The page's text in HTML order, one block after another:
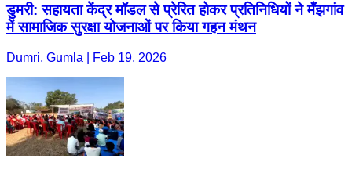
डुमरी: सहायता केंद्र मॉडल से प्रेरित होकर प्रतिनिधियों ने मँझगांव
में सामाजिक सुरक्षा योजनाओं पर किया गहन मंथन
Dumri, Gumla | Feb 19, 2026